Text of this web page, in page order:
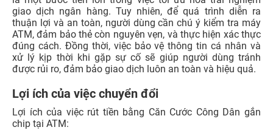
giao dịch ngân hàng. Tuy nhiên, để quá trình diễn ra
thuận lợi và an toàn, người dùng cần chú ý kiểm tra máy
ATM, đảm bảo thẻ còn nguyên vẹn, và thực hiện xác thực
đúng cách. Đồng thời, việc bảo vệ thông tin cá nhân và
xử lý kịp thời khi gặp sự cố sẽ giúp người dùng tránh
được rủi ro, đảm bảo giao dịch luôn an toàn và hiệu quả.
Lợi ích của việc chuyển đổi
Lợi ích của việc rút tiền bằng Căn Cước Công Dân gắn
chip tại ATM: